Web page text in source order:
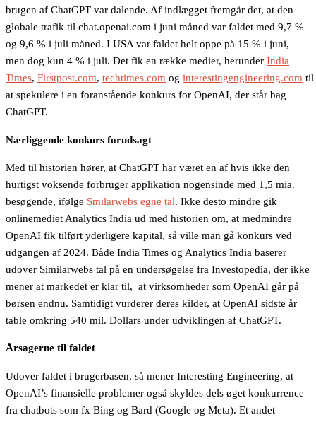
brugen af ChatGPT var dalende. Af indlægget fremgår det, at den
globale trafik til chat.openai.com i juni måned var faldet med 9,7 %
og 9,6 % i juli måned. I USA var faldet helt oppe på 15 % i juni,
men dog kun 4 % i juli. Det fik en række medier, herunder India
Times, Firstpost.com, techtimes.com og interestingengineering.com til
at spekulere i en foranstående konkurs for OpenAI, der står bag
ChatGPT.
Nærliggende konkurs forudsagt
Med til historien hører, at ChatGPT har været en af hvis ikke den
hurtigst voksende forbruger applikation nogensinde med 1,5 mia.
besøgende, ifølge Smilarwebs egne tal. Ikke desto mindre gik
onlinemediet Analytics India ud med historien om, at medmindre
OpenAI fik tilført yderligere kapital, så ville man gå konkurs ved
udgangen af 2024. Både India Times og Analytics India baserer
udover Similarwebs tal på en undersøgelse fra Investopedia, der ikke
mener at markedet er klar til, at virksomheder som OpenAI går på
børsen endnu. Samtidigt vurderer deres kilder, at OpenAI sidste år
table omkring 540 mil. Dollars under udviklingen af ChatGPT.
Årsagerne til faldet
Udover faldet i brugerbasen, så mener Interesting Engineering, at
OpenAI’s finansielle problemer også skyldes dels øget konkurrence
fra chatbots som fx Bing og Bard (Google og Meta). Et andet